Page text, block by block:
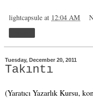
lightcapsule at 12:04 AM
Tuesday, December 20, 2011
Takıntı
(Yaratıcı Yazarlık Kursu,